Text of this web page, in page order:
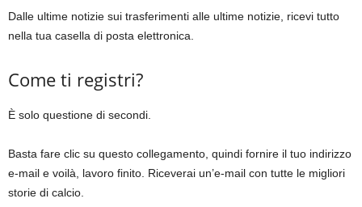
Dalle ultime notizie sui trasferimenti alle ultime notizie, ricevi tutto
nella tua casella di posta elettronica.
Come ti registri?
È solo questione di secondi.
Basta fare clic su questo collegamento, quindi fornire il tuo indirizzo
e-mail e voilà, lavoro finito. Riceverai un’e-mail con tutte le migliori
storie di calcio.